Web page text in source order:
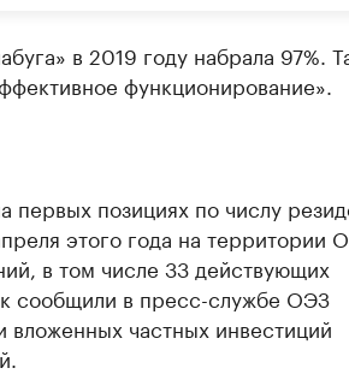
в 2019 году набрала 97%.
функционирование».
первых позициях по числу
этого года на территории
в том числе 33 действующих
сообщили в пресс-службе ОЭЗ
вложенных частных инвестиций